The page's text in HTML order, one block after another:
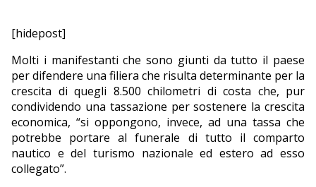
[hidepost]
Molti i manifestanti che sono giunti da tutto il paese
per difendere una filiera che risulta determinante per la
crescita di quegli 8.500 chilometri di costa che, pur
condividendo una tassazione per sostenere la crescita
economica, “si oppongono, invece, ad una tassa che
potrebbe portare al funerale di tutto il comparto
nautico e del turismo nazionale ed estero ad esso
collegato”.